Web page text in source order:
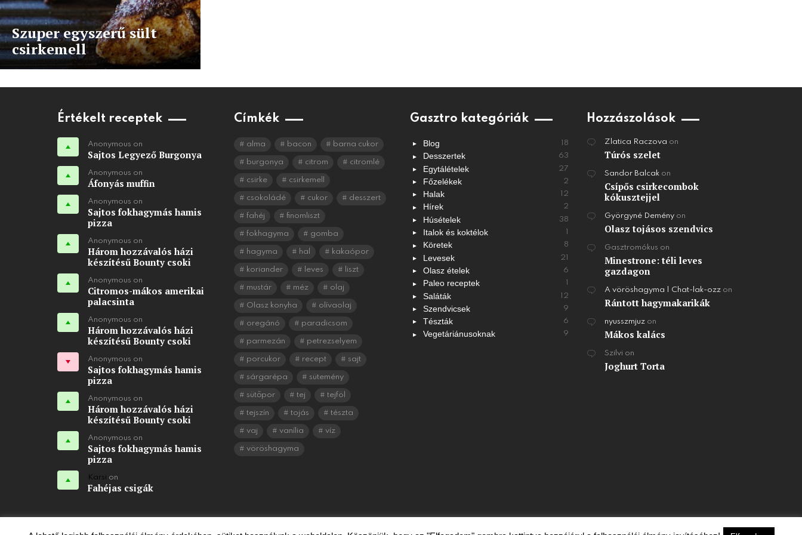
Szuper egyszerű sült
csirkemell
Értékelt receptek
Anonymous on
Sajtos Legyező Burgonya
Anonymous on
Áfonyás muffin
Anonymous on
Sajtos fokhagymás hamis
pizza
Anonymous on
Három hozzávalós házi
készítésű Bounty csoki
Anonymous on
Citromos-mákos amerikai
palacsinta
Anonymous on
Három hozzávalós házi
készítésű Bounty csoki
Anonymous on
Sajtos fokhagymás hamis
pizza
Anonymous on
Három hozzávalós házi
készítésű Bounty csoki
Anonymous on
Sajtos fokhagymás hamis
pizza
Karsi on
Fahéjas csigák
Címkék
alma bacon barna cukor
burgonya citrom citromlé
csirke csirkemell
csokoládé cukor desszert
fahéj finomliszt
fokhagyma gomba
hagyma hal kakaópor
koriander leves liszt
mustár méz olaj
Olasz konyha olívaolaj
oregánó paradicsom
parmezán petrezselyem
porcukor recept sajt
sárgarépa sütemény
sütőpor tej tejföl
tejszín tojás tészta
vaj vanília víz
vöröshagyma
Gasztro kategóriák
Blog 18
Desszertek 63
Egytálételek 27
Főzelékek 2
Halak 12
Hírek 2
Húsételek 38
Italok és koktélok
Köretek 8
Levesek 21
Olasz ételek 6
Paleo receptek
Saláták 12
Szendvicsek 9
Tészták 6
Vegetáriánusoknak 9
Hozzászolások
Zlatica Raczova on
Túrós szelet
Sandor Balcakon
Csípős csirkecombok
kókusztejjel
Györgyné Deményon
Olasz tojásos szendvics
Gasztromókus on
Minestrone: téli leves
gazdagon
A vöröshagyma | Chat-lak-ozzon
Rántott hagymakarikák
nyusszmjuzon
Mákos kalács
Szilvi on
Joghurt Torta